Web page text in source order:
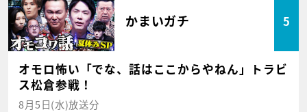
かまいガチ 5
オモロ怖い「でな、話はここからやねん」トラビ
ス松倉参戦！
8月5日(水)放送分